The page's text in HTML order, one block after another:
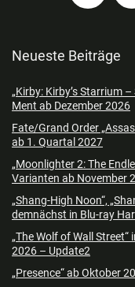
Neueste Beiträge
„Kirby: Kirby’s Starrium
Ment ab Dezember 2026
Fate/Grand Order
ab 1. Quartal 2027
„Moonlighter 2: The
Varianten ab November
„Shang-High Noon“,
demnächst in Blu-ray
„The Wolf of Wall
2026 – Update2
„Presence“ ab Oktober